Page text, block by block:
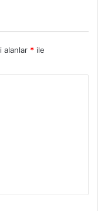
alanlar * ile